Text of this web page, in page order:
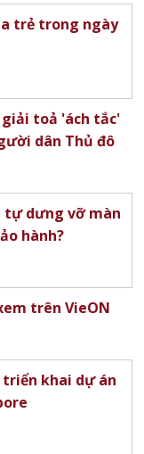
trẻ trong ngày
giải toả 'ách tắc'
dân Thủ đô
tự dưng vỡ màn
hành?
trên VieON
triển khai dự án